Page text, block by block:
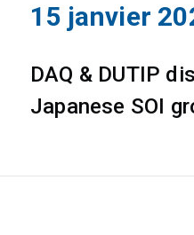
15 janvier
DAQ & DUTIP
Japanese SOI